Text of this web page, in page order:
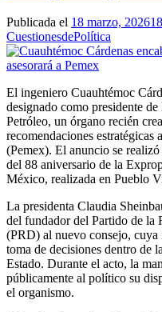
Publicada el 18 marzo, 2026
CuestionesdePolítica
El ingeniero Cuauhtémoc
designado como presidente
Petróleo, un órgano recién
recomendaciones estratégicas
(Pemex). El anuncio se
del 88 aniversario de la
México, realizada en Pueblo
La presidenta Claudia
del fundador del Partido de la
(PRD) al nuevo consejo, cuya
toma de decisiones dentro de
Estado. Durante el acto, la
públicamente al político su
el organismo.